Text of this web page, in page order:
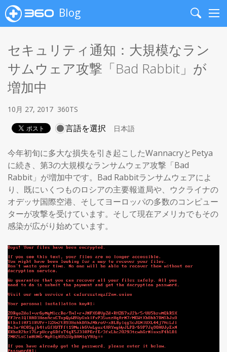
Blog
Search
セキュリティ通知：大規模なラン
サムウェア攻撃「Bad Rabbit」が
増加中
10月 27, 2017 360TS
言語を選択
今年初旬に多大な損失を引き起こしたWannacryとPetya
に続き、第3の大規模なランサムウェア攻撃「Bad
Rabbit」が増加中です。Bad Rabbitランサムウェアによ
り、既にいくつものロシアの主要報道局や、ウクライナの
オデッサ国際空港、そしてヨーロッパの多数のコンピュー
ターが攻撃を受けています。そして現在アメリカでもその
感染が広がり始めています。